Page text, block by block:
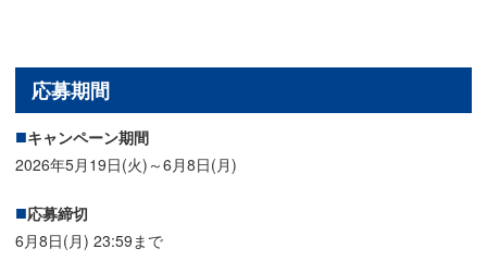
応募期間
キャンペーン期間
2026年5月19日(火)～6月8日(月)
応募締切
6月8日(月) 23:59まで